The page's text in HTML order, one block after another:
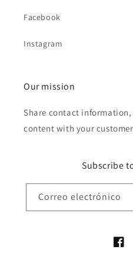
Facebook
Instagram
Our mission
Share contact
content with your
Subscribe
Correo electrónico